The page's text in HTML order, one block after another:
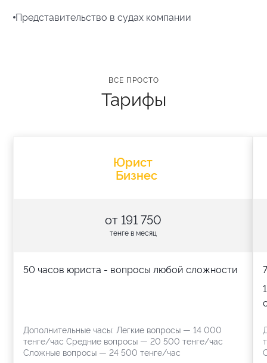
Представительство в судах компании
Тарифы
Юрист
Бизнес
от191 750
тенге в месяц
50 часов юриста - вопросы любой сложности
Дополнительные часы: Легкие вопросы — 14 000
тенге/час Средние вопросы — 20 500 тенге/час
Сложные вопросы — 24 500 тенге/час